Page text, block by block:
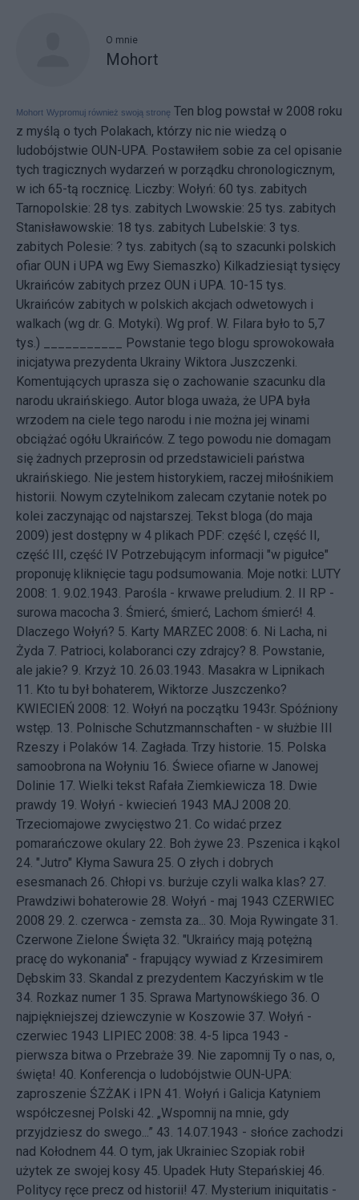
O mnie
Mohort
Mohort Wypromuj również swoją stronę Ten blog powstał w 2008 roku
z myślą o tych Polakach, którzy nic nie wiedzą o
ludobójstwie OUN-UPA. Postawiłem sobie za cel opisanie
tych tragicznych wydarzeń w porządku chronologicznym,
w ich 65-tą rocznicę. Liczby: Wołyń: 60 tys. zabitych
Tarnopolskie: 28 tys. zabitych Lwowskie: 25 tys. zabitych
Stanisławowskie: 18 tys. zabitych Lubelskie: 3 tys.
zabitych Polesie: ? tys. zabitych (są to szacunki polskich
ofiar OUN i UPA wg Ewy Siemaszko) Kilkadziesiąt tysięcy
Ukraińców zabitych przez OUN i UPA. 10-15 tys.
Ukraińców zabitych w polskich akcjach odwetowych i
walkach (wg dr. G. Motyki). Wg prof. W. Filara było to 5,7
tys.) ___________ Powstanie tego blogu sprowokowała
inicjatywa prezydenta Ukrainy Wiktora Juszczenki.
Komentujących uprasza się o zachowanie szacunku dla
narodu ukraińskiego. Autor bloga uważa, że UPA była
wrzodem na ciele tego narodu i nie można jej winami
obciążać ogółu Ukraińców. Z tego powodu nie domagam
się żadnych przeprosin od przedstawicieli państwa
ukraińskiego. Nie jestem historykiem, raczej miłośnikiem
historii. Nowym czytelnikom zalecam czytanie notek po
kolei zaczynając od najstarszej. Tekst bloga (do maja
2009) jest dostępny w 4 plikach PDF: część I, część II,
część III, część IV Potrzebującym informacji "w pigułce"
proponuję kliknięcie tagu podsumowania. Moje notki: LUTY
2008: 1. 9.02.1943. Parośla - krwawe preludium. 2. II RP -
surowa macocha 3. Śmierć, śmierć, Lachom śmierć! 4.
Dlaczego Wołyń? 5. Karty MARZEC 2008: 6. Ni Lacha, ni
Żyda 7. Patrioci, kolaboranci czy zdrajcy? 8. Powstanie,
ale jakie? 9. Krzyż 10. 26.03.1943. Masakra w Lipnikach
11. Kto tu był bohaterem, Wiktorze Juszczenko?
KWIECIEŃ 2008: 12. Wołyń na początku 1943r. Spóźniony
wstęp. 13. Polnische Schutzmannschaften - w służbie III
Rzeszy i Polaków 14. Zagłada. Trzy historie. 15. Polska
samoobrona na Wołyniu 16. Świece ofiarne w Janowej
Dolinie 17. Wielki tekst Rafała Ziemkiewicza 18. Dwie
prawdy 19. Wołyń - kwiecień 1943 MAJ 2008 20.
Trzeciomajowe zwycięstwo 21. Co widać przez
pomarańczowe okulary 22. Boh żywe 23. Pszenica i kąkol
24. "Jutro" Kłyma Sawura 25. O złych i dobrych
esesmanach 26. Chłopi vs. burżuje czyli walka klas? 27.
Prawdziwi bohaterowie 28. Wołyń - maj 1943 CZERWIEC
2008 29. 2. czerwca - zemsta za... 30. Moja Rywingate 31.
Czerwone Zielone Święta 32. "Ukraińcy mają potężną
pracę do wykonania" - frapujący wywiad z Krzesimirem
Dębskim 33. Skandal z prezydentem Kaczyńskim w tle
34. Rozkaz numer 1 35. Sprawa Martynowśkiego 36. O
najpiękniejszej dziewczynie w Koszowie 37. Wołyń -
czerwiec 1943 LIPIEC 2008: 38. 4-5 lipca 1943 -
pierwsza bitwa o Przebraże 39. Nie zapomnij Ty o nas, o,
święta! 40. Konferencja o ludobójstwie OUN-UPA:
zaproszenie ŚZŻAK i IPN 41. Wołyń i Galicja Katyniem
współczesnej Polski 42. „Wspomnij na mnie, gdy
przyjdziesz do swego...” 43. 14.07.1943 - słońce zachodzi
nad Kołodnem 44. O tym, jak Ukrainiec Szopiak robił
użytek ze swojej kosy 45. Upadek Huty Stepańskiej 46.
Politycy ręce precz od historii! 47. Mysterium iniquitatis -